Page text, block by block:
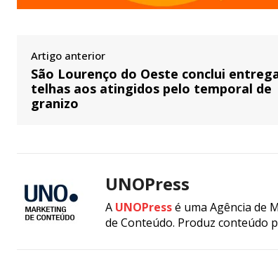
Artigo anterior
São Lourenço do Oeste conclui
telhas aos atingidos pelo temporal de
granizo
UNOPress
A UNOPressé uma Agência de
de Conteúdo. Produz conteúdo